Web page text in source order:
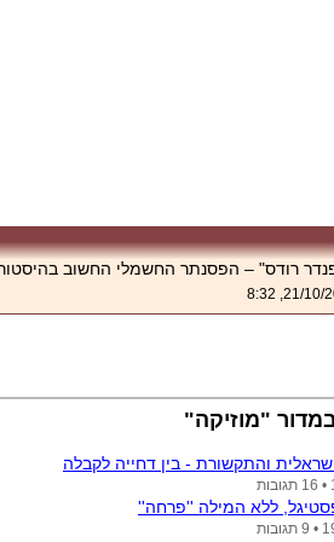
רודס" – הפסנתר החשמלי החשוב
"מוזיקה"
והתקשורת - בין דחייה לקבלה
• 16 תגובות
ללא המילה ''פרחה''
• 9 תגובות